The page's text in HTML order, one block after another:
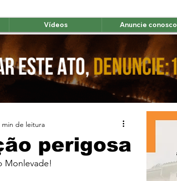
Vídeos Anuncie conosco
perigosa
min de leitura
Monlevade!